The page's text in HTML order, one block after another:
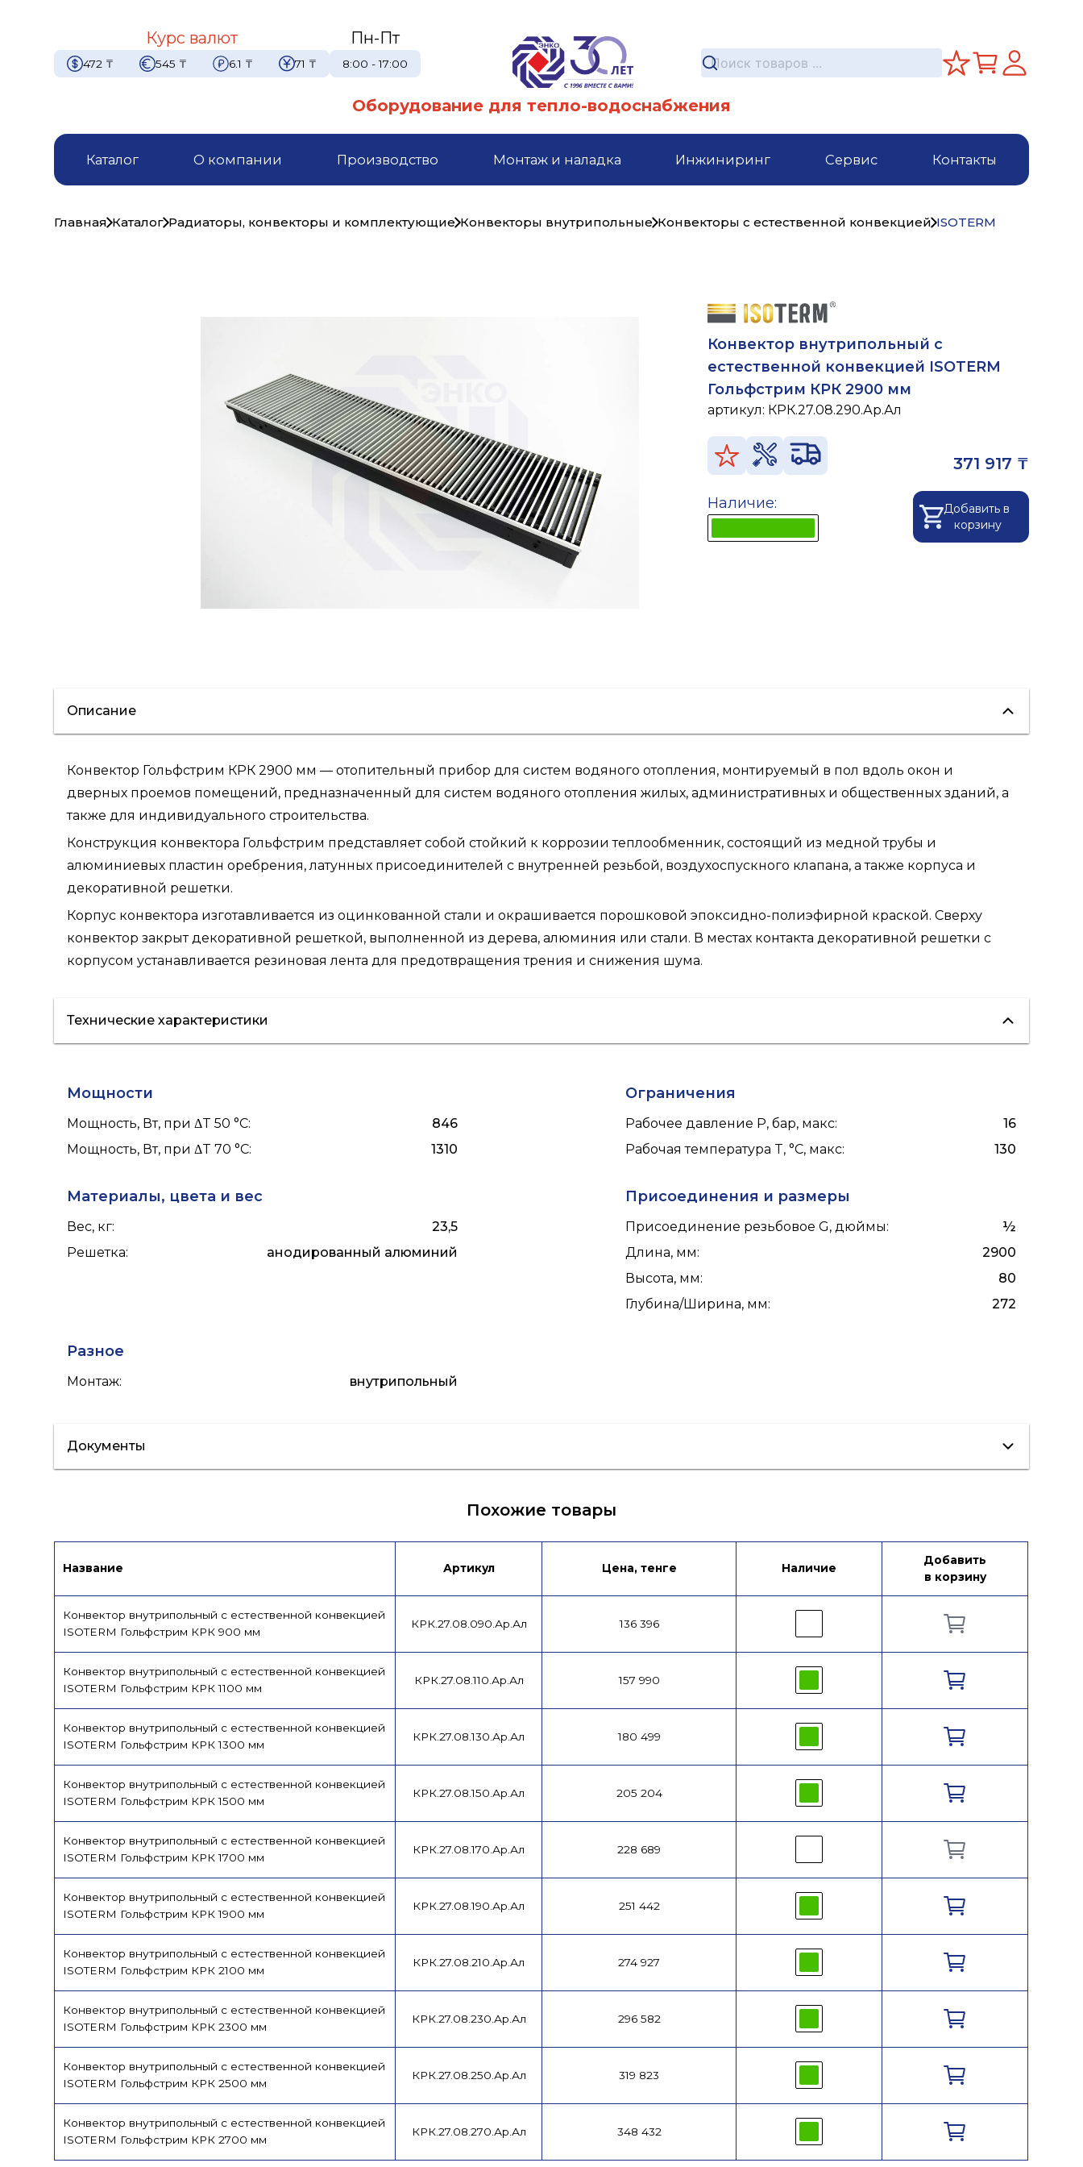
Курс валют
472 ₸ 545 ₸ 6.1 ₸ 71 ₸
Пн-Пт
8:00 - 17:00
Оборудование для тепло-водоснабжения
Каталог О компании Производство Монтаж и наладка Инжиниринг Сервис Контакты
Главная Каталог Радиаторы, конвекторы и комплектующие Конвекторы внутрипольные Конвекторы с естественной конвекцией ISOTERM
Конвектор внутрипольный с
естественной конвекцией ISOTERM
Гольфстрим КРК 2900 мм
артикул: КРК.27.08.290.Ар.Ал
371 917 ₸
Наличие:
Добавить в
корзину
Описание
Конвектор Гольфстрим КРК 2900 мм — отопительный прибор для систем водяного отопления, монтируемый в пол вдоль окон и
дверных проемов помещений, предназначенный для систем водяного отопления жилых, административных и общественных зданий, а
также для индивидуального строительства.
Конструкция конвектора Гольфстрим представляет собой стойкий к коррозии теплообменник, состоящий из медной трубы и
алюминиевых пластин оребрения, латунных присоединителей с внутренней резьбой, воздухоспускного клапана, а также корпуса и
декоративной решетки.
Корпус конвектора изготавливается из оцинкованной стали и окрашивается порошковой эпоксидно-полиэфирной краской. Сверху
конвектор закрыт декоративной решеткой, выполненной из дерева, алюминия или стали. В местах контакта декоративной решетки с
корпусом устанавливается резиновая лента для предотвращения трения и снижения шума.
Технические характеристики
Мощности
Мощность, Вт, при ΔT 50 °С:
846
Мощность, Вт, при ΔT 70 °С: 1310
Ограничения
Рабочее давление P, бар, макс:
16
Рабочая температура T, °C, макс: 130
Материалы, цвета и вес
Вес, кг:
23,5
Решетка: анодированный алюминий
Присоединения и размеры
Присоединение резьбовое G, дюймы:
½
Длина, мм:
2900
Высота, мм:
80
Глубина/Ширина, мм: 272
Разное
Монтаж: внутрипольный
Документы
Похожие товары
Название Артикул Цена, тенге Наличие
Добавить
в корзину
Конвектор внутрипольный с естественной конвекцией
ISOTERM Гольфстрим КРК 900 мм
КРК.27.08.090.Ар.Ал 136 396
Конвектор внутрипольный с естественной конвекцией
ISOTERM Гольфстрим КРК 1100 мм
КРК.27.08.110.Ар.Ал 157 990
Конвектор внутрипольный с естественной конвекцией
ISOTERM Гольфстрим КРК 1300 мм
КРК.27.08.130.Ар.Ал 180 499
Конвектор внутрипольный с естественной конвекцией
ISOTERM Гольфстрим КРК 1500 мм
КРК.27.08.150.Ар.Ал 205 204
Конвектор внутрипольный с естественной конвекцией
ISOTERM Гольфстрим КРК 1700 мм
КРК.27.08.170.Ар.Ал 228 689
Конвектор внутрипольный с естественной конвекцией
ISOTERM Гольфстрим КРК 1900 мм
КРК.27.08.190.Ар.Ал 251 442
Конвектор внутрипольный с естественной конвекцией
ISOTERM Гольфстрим КРК 2100 мм
КРК.27.08.210.Ар.Ал 274 927
Конвектор внутрипольный с естественной конвекцией
ISOTERM Гольфстрим КРК 2300 мм
КРК.27.08.230.Ар.Ал 296 582
Конвектор внутрипольный с естественной конвекцией
ISOTERM Гольфстрим КРК 2500 мм
КРК.27.08.250.Ар.Ал 319 823
Конвектор внутрипольный с естественной конвекцией
ISOTERM Гольфстрим КРК 2700 мм
КРК.27.08.270.Ар.Ал 348 432